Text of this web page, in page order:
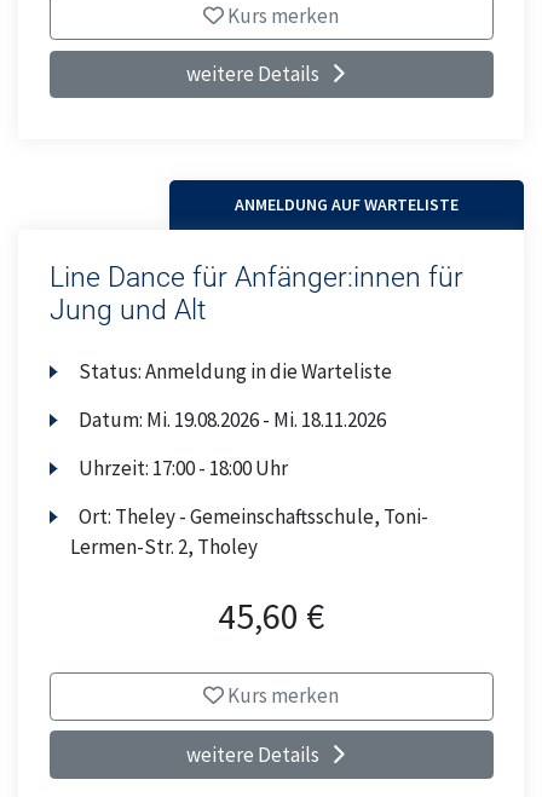
Kurs merken
weitere Details
ANMELDUNG AUF WARTELISTE
Line Dance für Anfänger:innen für
Jung und Alt
Status:Anmeldung in die Warteliste
Datum: Mi. 19.08.2026 - Mi. 18.11.2026
Uhrzeit: 17:00 - 18:00 Uhr
Ort: Theley - Gemeinschaftsschule, Toni-
Lermen-Str. 2, Tholey
45,60 €
Kurs merken
weitere Details